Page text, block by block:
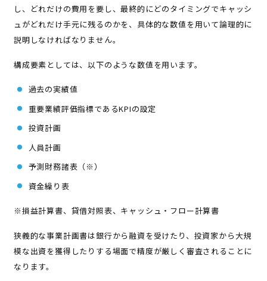
し、どれだけの費用を要し、最終的にどのタイミングでキャッシ
ュがどれだけ手元に残るのかを、具体的な数値を用いて論理的に
説明しなければなりません。
構成要素としては、以下のような数値を用います。
過去の実績値
重要業績評価指標であるKPIの設定
投資計画
人員計画
予測財務諸表（※）
資金繰り表
※損益計算書、貸借対照表、キャッシュ・フロー計算書
狭義的な事業計画書は銀行から融資を受けたり、投資家から大規
模な出資を獲得したりする場面で精度が厳しく審査されることに
なります。